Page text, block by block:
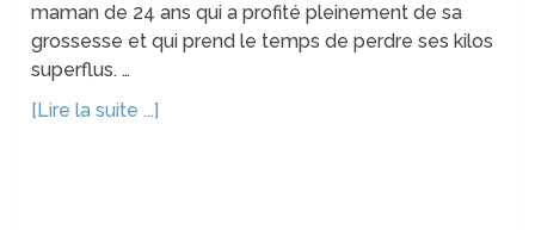
maman de 24 ans qui a profité pleinement de sa
grossesse et qui prend le temps de perdre ses kilos
superflus. …
[Lire la suite ...]